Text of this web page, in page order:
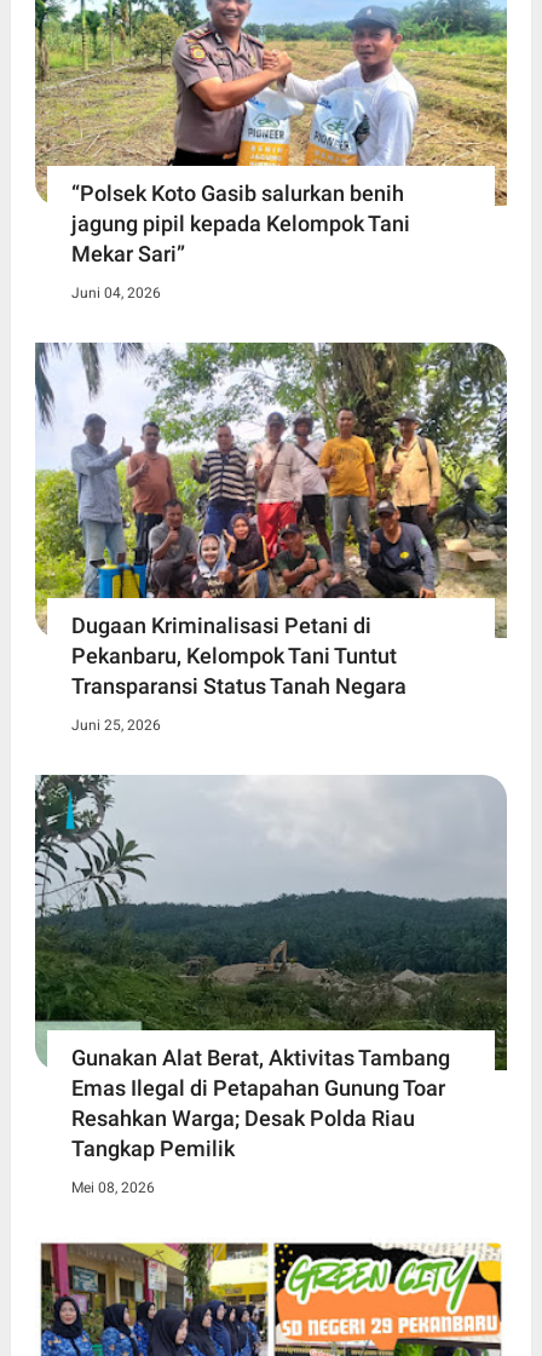
“Polsek Koto Gasib salurkan benih
jagung pipil kepada Kelompok Tani
Mekar Sari”
Juni 04, 2026
Dugaan Kriminalisasi Petani di
Pekanbaru, Kelompok Tani Tuntut
Transparansi Status Tanah Negara
Juni 25, 2026
Gunakan Alat Berat, Aktivitas Tambang
Emas Ilegal di Petapahan Gunung Toar
Resahkan Warga; Desak Polda Riau
Tangkap Pemilik
Mei 08, 2026